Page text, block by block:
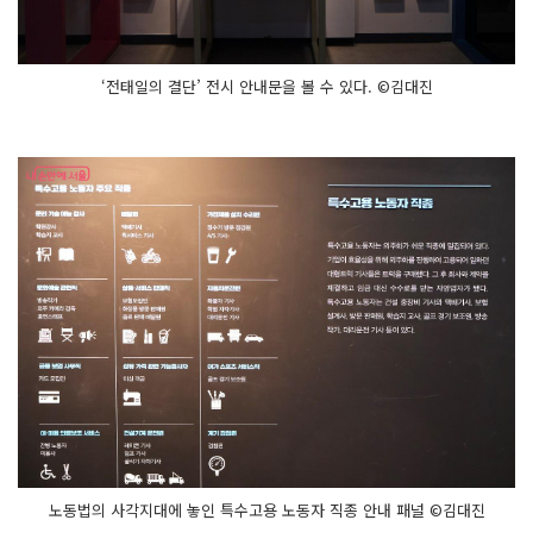
‘전태일의 결단’ 전시 안내문을 볼 수 있다. ©김대진
노동법의 사각지대에 놓인 특수고용 노동자 직종 안내 패널 ©김대진